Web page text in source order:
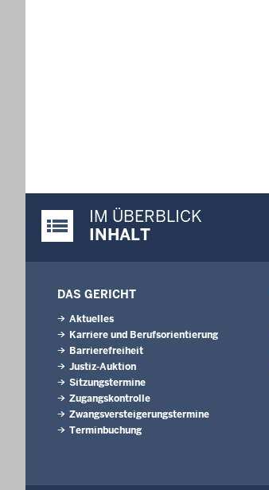
Justiz-Portal im Überblick:
IM ÜBERBLICK
INHALT
DAS GERICHT
Aktuelles
Karriere und Berufsorientierung
Barrierefreiheit
Justiz-Auktion
Sitzungstermine
Zugangskontrolle
Zwangsversteigerungstermine
Terminbuchung